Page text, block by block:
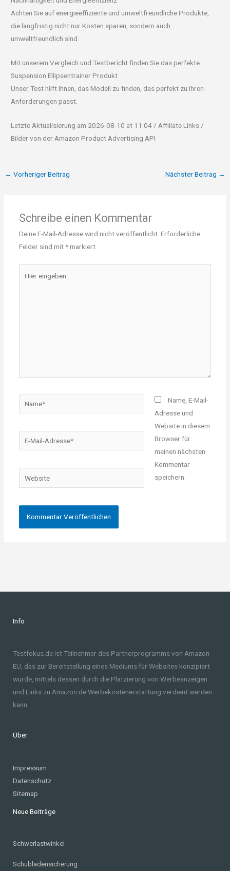
Achten Sie auf energieeffiziente und umweltfreundliche Produkte,
die langfristig nicht nur Kosten sparen, sondern auch
umweltfreundlich sind.
Mit unserem Vergleich und Testbericht finden Sie das perfekte
Suspension Ellipsentrainer Produkt
Unser Test hilft Ihnen, das Modell zu finden, das perfekt zu Ihren
Anforderungen passt.
Letzte Aktualisierung am 2026-08-10 at 11:04 / Affiliate Links /
Bilder von der Amazon Product Advertising API
← Vorheriger Beitrag Nächster Beitrag →
Schreibe einen Kommentar
Deine E-Mail-Adresse wird nicht veröffentlicht. Erforderliche
Felder sind mit*markiert
eingeben…
Mail-
Website
Name, E-Mail-
Adresse und
Website in diesem
Browser für
meinen nächsten
Kommentar
speichern.
Info
Testfokus.de ist Teilnehmer des Partnerprogramms von Amazon
EU, das zur Bereitstellung eines Mediums für Websites konzipiert
wurde, mittels dessen durch die Platzierung von Werbeanzeigen
und Links zu Amazon.de Werbekostenerstattung verdient werden
kann.
Über
Impressum
Datenschutz
Sitemap
Neue Beiträge
Schwerlastwinkel
Schubladensicherung